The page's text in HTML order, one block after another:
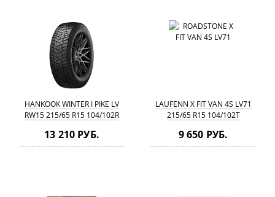
HANKOOK WINTER I PIKE LV
RW15 215/65 R15 104/102R
13 210 РУБ.
LAUFENN X FIT VAN 4S LV71
215/65 R15 104/102T
9 650 РУБ.